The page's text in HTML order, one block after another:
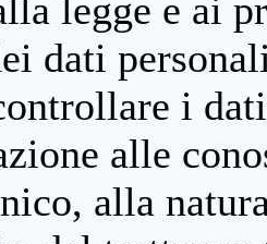
legge e ai
dati
i
alle
alla